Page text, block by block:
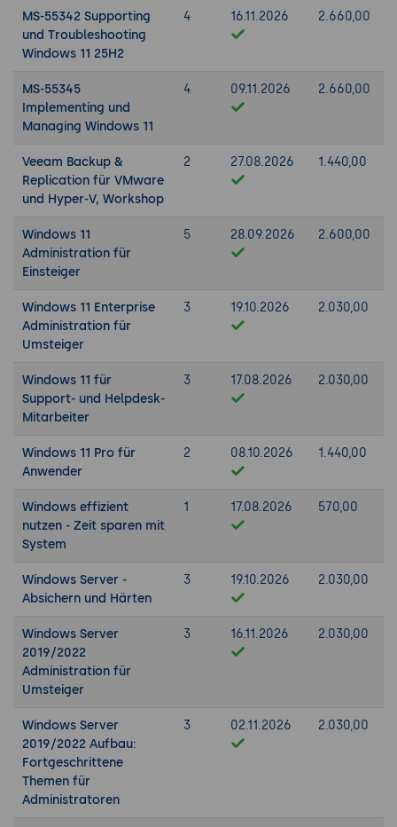
MS-55342 Supporting
und Troubleshooting
Windows 11 25H2
4 16.11.2026 2.660,00
MS-55345
Implementing und
Managing Windows 11
4 09.11.2026 2.660,00
Veeam Backup &
Replication für VMware
und Hyper-V, Workshop
2 27.08.2026 1.440,00
Windows 11
Administration für
Einsteiger
5 28.09.2026 2.600,00
Windows 11 Enterprise
Administration für
Umsteiger
3 19.10.2026 2.030,00
Windows 11 für
Support- und Helpdesk-
Mitarbeiter
3 17.08.2026 2.030,00
Windows 11 Pro für
Anwender
2 08.10.2026 1.440,00
Windows effizient
nutzen - Zeit sparen mit
System
1 17.08.2026 570,00
Windows Server -
Absichern und Härten
3 19.10.2026 2.030,00
Windows Server
2019/2022
Administration für
Umsteiger
3 16.11.2026 2.030,00
Windows Server
2019/2022 Aufbau:
Fortgeschrittene
Themen für
Administratoren
3 02.11.2026 2.030,00